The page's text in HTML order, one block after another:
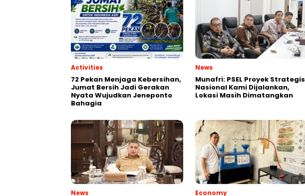
Activities
72 Pekan Menjaga Kebersihan,
Jumat Bersih Jadi Gerakan
Nyata Wujudkan Jeneponto
Bahagia
News
Munafri: PSEL Proyek Strategis
Nasional Kami Dijalankan,
Lokasi Masih Dimatangkan
News Economy